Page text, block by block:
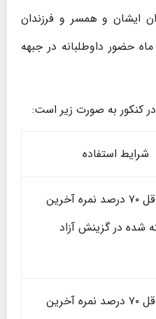
ایشان و همسر و فرزندان
رزمندگانی که سابقه حداقل ۶ ماه حضور داوطلبانه در جبهه
کنکور به صورت زیر است:
شرایط استفاده
کسب حداقل ۷۰ درصد نمره آخرین
شده در گزینش آزاد
کسب حداقل ۷۰ درصد نمره آخرین